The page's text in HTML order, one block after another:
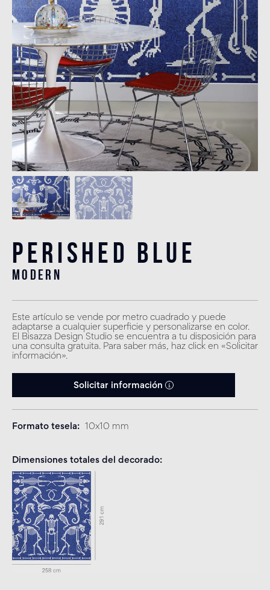
Perished Blue
modern
Este artículo se vende por metro cuadrado y puede
adaptarse a cualquier superficie y personalizarse en color.
El Bisazza Design Studio se encuentra a tu disposición para
una consulta gratuita. Para saber más, haz click en «Solicitar
información».
Solicitar información
Formato tesela 10x10 mm
Dimensiones totales del decorado